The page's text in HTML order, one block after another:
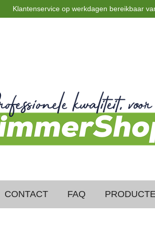
Klantenservice op werkdagen bereikbaar
CONTACT FAQ